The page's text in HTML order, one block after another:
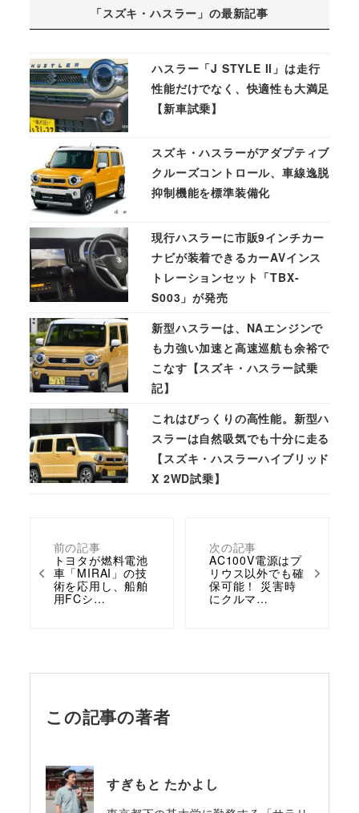
前の記事
トヨタが燃料電池
車「MIRAI」の技
術を応用し、船舶
用FCシ…
次の記事
AC100V電源はプ
リウス以外でも確
保可能！ 災害時
にクルマ…
「スズキ・ハスラー」の最新記事
ハスラー「J STYLE II」は走行
性能だけでなく、快適性も大満足
【新車試乗】
スズキ・ハスラーがアダプティブ
クルーズコントロール、車線逸脱
抑制機能を標準装備化
現行ハスラーに市販9インチカー
ナビが装着できるカーAVインス
トレーションセット「TBX-
S003」が発売
新型ハスラーは、NAエンジンで
も力強い加速と高速巡航も余裕で
こなす【スズキ・ハスラー試乗
記】
これはびっくりの高性能。新型ハ
スラーは自然吸気でも十分に走る
【スズキ・ハスラーハイブリッド
X 2WD試乗】
この記事の著者
すぎもと たかよし